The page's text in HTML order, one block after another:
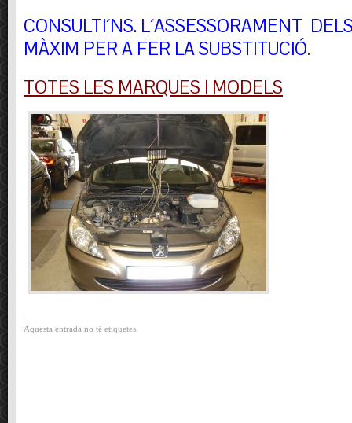
CONSULTI´NS. L´ASSESSORAMENT
MÀXIM PER A FER LA SUBSTITUCIÓ.
TOTES LES MARQUES I MODELS
Aquesta entrada no té etiquetes